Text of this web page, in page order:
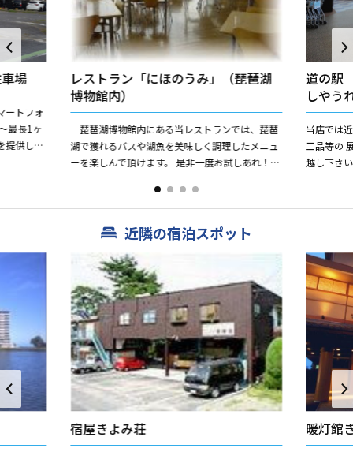
場
ートフォ
最長1ヶ
提供して
レストラン「にほのうみ」（琵琶湖
博物館内）
琵琶湖博物館内にある当レストランでは、琵琶
湖で獲れるバスや湖魚を美味しく調理したメニュ
ーを楽しんで頂けます。 是非一度お試しあれ！
道の駅
しやう
当店では
工品等の
越し下さ
近隣の宿泊スポット
宿屋きよみ荘 暖灯館